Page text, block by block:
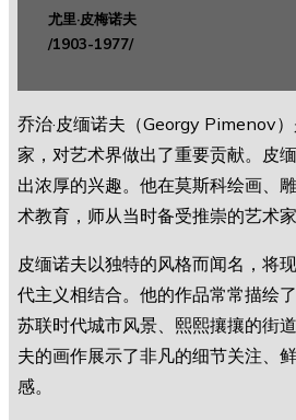
尤里·皮梅诺夫
/1903-1977/
乔治·皮缅诺夫（Georgy Pimenov
家，对艺术界做出了重要贡献。皮
出浓厚的兴趣。他在莫斯科绘画、
术教育，师从当时备受推崇的艺术家
皮缅诺夫以独特的风格而闻名，将
代主义相结合。他的作品常常描绘
苏联时代城市风景、熙熙攘攘的街
夫的画作展示了非凡的细节关注、
感。